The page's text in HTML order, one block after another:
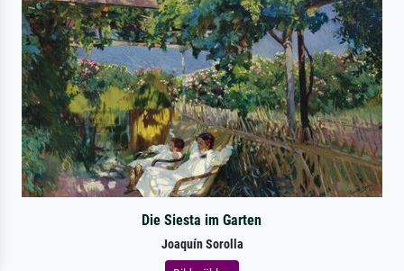
Die Siesta im Garten
Joaquín Sorolla